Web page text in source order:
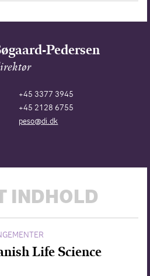
Pedersen
+45 3377 3945
+45 2128 6755
peso@di.dk
INDHOLD
Life Science